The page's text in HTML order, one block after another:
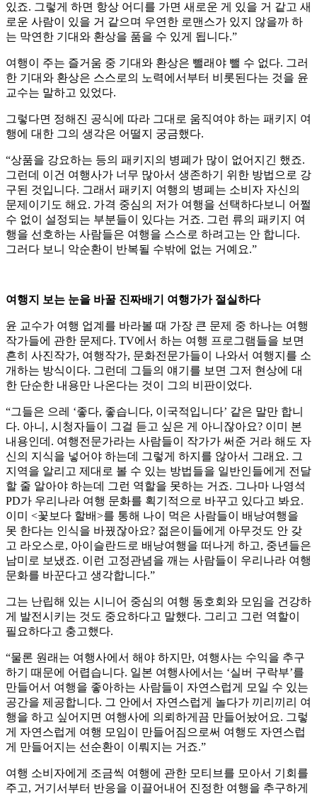
있죠. 그렇게 하면 항상 어디를 가면 새로운 게 있을 거 같고 새
로운 사람이 있을 거 같으며 우연한 로맨스가 있지 않을까 하
는 막연한 기대와 환상을 품을 수 있게 됩니다.”
여행이 주는 즐거움 중 기대와 환상은 뺄래야 뺄 수 없다. 그러
한 기대와 환상은 스스로의 노력에서부터 비롯된다는 것을 윤
교수는 말하고 있었다.
그렇다면 정해진 공식에 따라 그대로 움직여야 하는 패키지 여
행에 대한 그의 생각은 어떨지 궁금했다.
“상품을 강요하는 등의 패키지의 병폐가 많이 없어지긴 했죠.
그런데 이건 여행사가 너무 많아서 생존하기 위한 방법으로 강
구된 것입니다. 그래서 패키지 여행의 병폐는 소비자 자신의
문제이기도 해요. 가격 중심의 저가 여행을 선택하다보니 어쩔
수 없이 설정되는 부분들이 있다는 거죠. 그런 류의 패키지 여
행을 선호하는 사람들은 여행을 스스로 하려고는 안 합니다.
그러다 보니 악순환이 반복될 수밖에 없는 거예요.”
여행지 보는 눈을 바꿀 진짜배기 여행가가 절실하다
윤 교수가 여행 업계를 바라볼 때 가장 큰 문제 중 하나는 여행
작가들에 관한 문제다. TV에서 하는 여행 프로그램들을 보면
흔히 사진작가, 여행작가, 문화전문가들이 나와서 여행지를 소
개하는 방식이다. 그런데 그들의 얘기를 보면 그저 현상에 대
한 단순한 내용만 나온다는 것이 그의 비판이었다.
“그들은 으레 ‘좋다, 좋습니다, 이국적입니다’ 같은 말만 합니
다. 아니, 시청자들이 그걸 듣고 싶은 게 아니잖아요? 이미 본
내용인데. 여행전문가라는 사람들이 작가가 써준 거라 해도 자
신의 지식을 넣어야 하는데 그렇게 하지를 않아서 그래요. 그
지역을 알리고 제대로 볼 수 있는 방법들을 일반인들에게 전달
할 줄 알아야 하는데 그런 역할을 못하는 거죠. 그나마 나영석
PD가 우리나라 여행 문화를 획기적으로 바꾸고 있다고 봐요.
이미 <꽃보다 할배>를 통해 나이 먹은 사람들이 배낭여행을
못 한다는 인식을 바꿨잖아요? 젊은이들에게 아무것도 안 갖
고 라오스로, 아이슬란드로 배낭여행을 떠나게 하고, 중년들은
남미로 보냈죠. 이런 고정관념을 깨는 사람들이 우리나라 여행
문화를 바꾼다고 생각합니다.”
그는 난립해 있는 시니어 중심의 여행 동호회와 모임을 건강하
게 발전시키는 것도 중요하다고 말했다. 그리고 그런 역할이
필요하다고 충고했다.
“물론 원래는 여행사에서 해야 하지만, 여행사는 수익을 추구
하기 때문에 어렵습니다. 일본 여행사에서는 ‘실버 구락부’를
만들어서 여행을 좋아하는 사람들이 자연스럽게 모일 수 있는
공간을 제공합니다. 그 안에서 자연스럽게 놀다가 끼리끼리 여
행을 하고 싶어지면 여행사에 의뢰하게끔 만들어놨어요. 그렇
게 자연스럽게 여행 모임이 만들어짐으로써 여행도 자연스럽
게 만들어지는 선순환이 이뤄지는 거죠.”
여행 소비자에게 조금씩 여행에 관한 모티브를 모아서 기회를
주고, 거기서부터 반응을 이끌어내어 진정한 여행을 추구하게